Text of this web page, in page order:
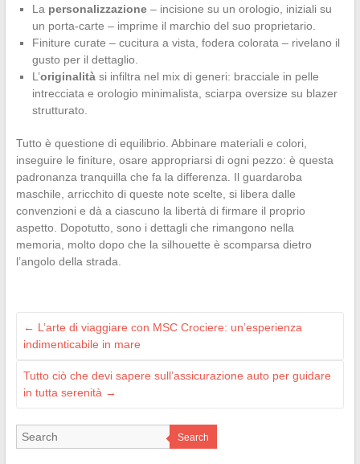
La personalizzazione– incisione su un orologio, iniziali su
un porta-carte – imprime il marchio del suo proprietario.
Finiture curate – cucitura a vista, fodera colorata – rivelano il
gusto per il dettaglio.
L’originalitàsi infiltra nel mix di generi: bracciale in pelle
intrecciata e orologio minimalista, sciarpa oversize su blazer
strutturato.
Tutto è questione di equilibrio. Abbinare materiali e colori,
inseguire le finiture, osare appropriarsi di ogni pezzo: è questa
padronanza tranquilla che fa la differenza. Il guardaroba
maschile, arricchito di queste note scelte, si libera dalle
convenzioni e dà a ciascuno la libertà di firmare il proprio
aspetto. Dopotutto, sono i dettagli che rimangono nella
memoria, molto dopo che la silhouette è scomparsa dietro
l’angolo della strada.
← L’arte di viaggiare con MSC Crociere: un’esperienza
indimenticabile in mare
Tutto ciò che devi sapere sull’assicurazione auto per guidare
in tutta serenità →
Search